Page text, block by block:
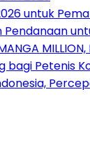
untuk
bagi Petenis